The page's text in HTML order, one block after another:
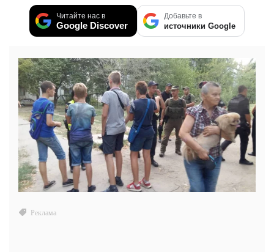
Читайте нас в
Google Discover
Добавьте в
источники Google